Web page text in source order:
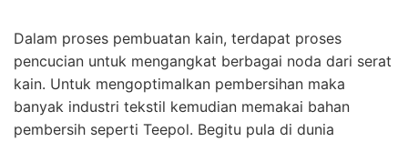
Dalam proses pembuatan kain, terdapat proses
pencucian untuk mengangkat berbagai noda dari serat
kain. Untuk mengoptimalkan pembersihan maka
banyak industri tekstil kemudian memakai bahan
pembersih seperti Teepol. Begitu pula di dunia